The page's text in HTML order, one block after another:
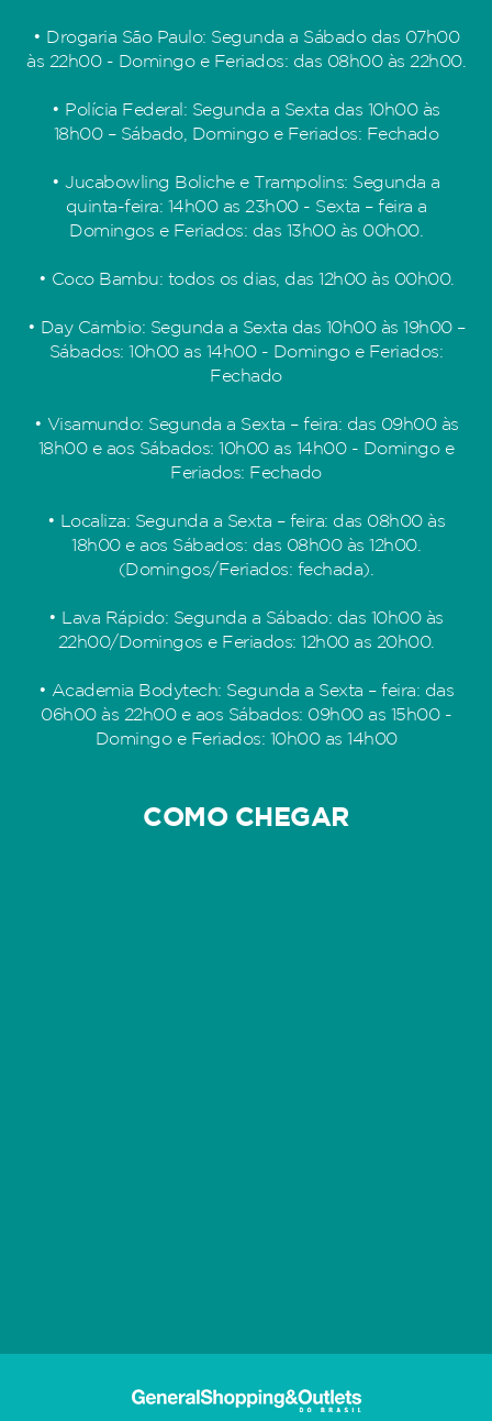
• Drogaria São Paulo: Segunda a Sábado das 07h00
às 22h00 - Domingo e Feriados: das 08h00 às 22h00.
• Polícia Federal: Segunda a Sexta das 10h00 às
18h00 – Sábado, Domingo e Feriados: Fechado
• Jucabowling Boliche e Trampolins: Segunda a
quinta-feira: 14h00 as 23h00 - Sexta – feira a
Domingos e Feriados: das 13h00 às 00h00.
• Coco Bambu: todos os dias, das 12h00 às 00h00.
• Day Câmbio: Segunda a Sexta das 10h00 às 19h00 –
Sábados: 10h00 as 14h00 - Domingo e Feriados:
Fechado
• Visamundo: Segunda a Sexta – feira: das 09h00 às
18h00 e aos Sábados: 10h00 as 14h00 - Domingo e
Feriados: Fechado
• Localiza: Segunda a Sexta – feira: das 08h00 às
18h00 e aos Sábados: das 08h00 às 12h00.
(Domingos/Feriados: fechada).
• Lava Rápido: Segunda a Sábado: das 10h00 às
22h00/Domingos e Feriados: 12h00 as 20h00.
• Academia Bodytech: Segunda a Sexta – feira: das
06h00 às 22h00 e aos Sábados: 09h00 as 15h00 -
Domingo e Feriados: 10h00 as 14h00
COMO CHEGAR